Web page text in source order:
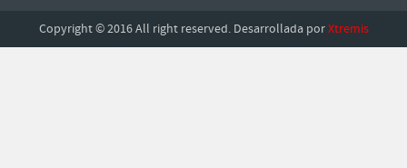
Copyright © 2016 All right reserved. Desarrollada porXtremis